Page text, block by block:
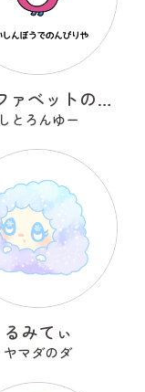
アルファベットのOのおーまる
しとろんゆー
るみてぃ
ヤマダのダ